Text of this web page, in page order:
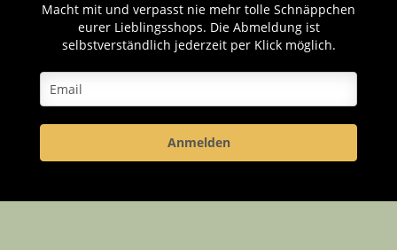
Macht mit und verpasst nie mehr tolle Schnäppchen
eurer Lieblingsshops. Die Abmeldung ist
selbstverständlich jederzeit per Klick möglich.
Anmelden